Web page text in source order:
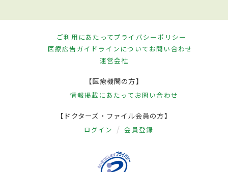
ご利用にあたってプライバシーポリシー
医療広告ガイドラインについてお問い合わせ
運営会社
【医療機関の方】
情報掲載にあたって お問い合わせ
【ドクターズ・ファイル会員の方】
ログイン 会員登録